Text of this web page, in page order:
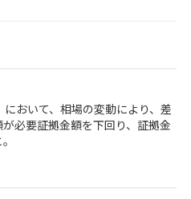
おいて、相場の変動により、差
必要証拠金額を下回り、証拠金